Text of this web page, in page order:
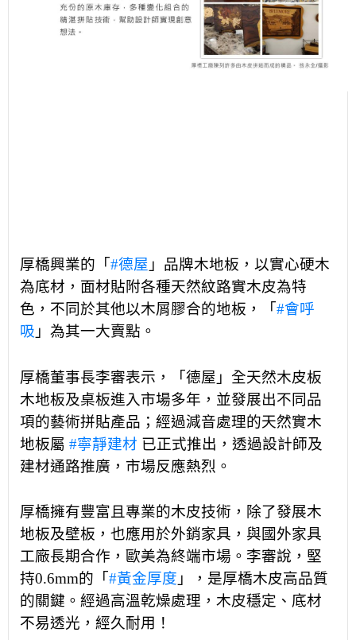
厚橋興業的「 #德屋 」品牌木地板，以實心硬木
為底材，面材貼附各種天然紋路實木皮為特
色，不同於其他以木屑膠合的地板，「 #會呼
吸 」為其一大賣點。
厚橋董事長李審表示，「德屋」全天然木皮板
木地板及桌板進入市場多年，並發展出不同品
項的藝術拼貼產品；經過減音處理的天然實木
地板屬 #寧靜建材 已正式推出，透過設計師及
建材通路推廣，市場反應熱烈。
厚橋擁有豐富且專業的木皮技術，除了發展木
地板及壁板，也應用於外銷家具，與國外家具
工廠長期合作，歐美為終端市場。李審說，堅
持0.6mm的「 #黃金厚度 」，是厚橋木皮高品質
的關鍵。經過高溫乾燥處理，木皮穩定、底材
不易透光，經久耐用！